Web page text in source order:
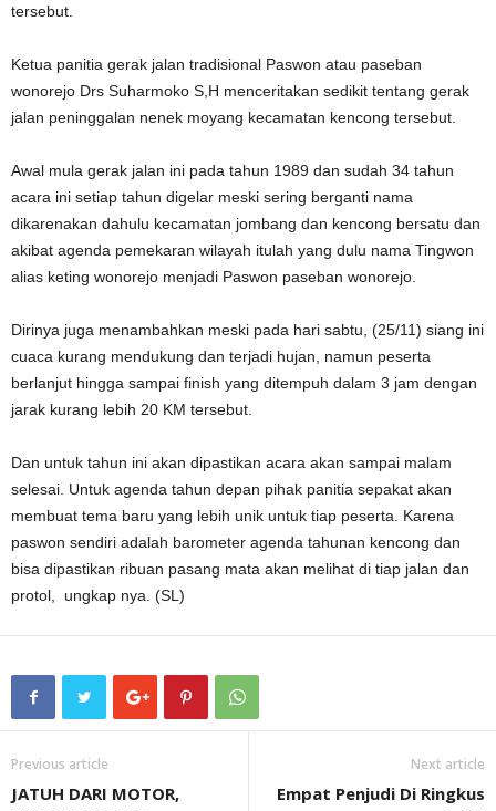
tersebut.
Ketua panitia gerak jalan tradisional Paswon atau paseban
wonorejo Drs Suharmoko S,H menceritakan sedikit tentang gerak
jalan peninggalan nenek moyang kecamatan kencong tersebut.
Awal mula gerak jalan ini pada tahun 1989 dan sudah 34 tahun
acara ini setiap tahun digelar meski sering berganti nama
dikarenakan dahulu kecamatan jombang dan kencong bersatu dan
akibat agenda pemekaran wilayah itulah yang dulu nama Tingwon
alias keting wonorejo menjadi Paswon paseban wonorejo.
Dirinya juga menambahkan meski pada hari sabtu, (25/11) siang ini
cuaca kurang mendukung dan terjadi hujan, namun peserta
berlanjut hingga sampai finish yang ditempuh dalam 3 jam dengan
jarak kurang lebih 20 KM tersebut.
Dan untuk tahun ini akan dipastikan acara akan sampai malam
selesai. Untuk agenda tahun depan pihak panitia sepakat akan
membuat tema baru yang lebih unik untuk tiap peserta. Karena
paswon sendiri adalah barometer agenda tahunan kencong dan
bisa dipastikan ribuan pasang mata akan melihat di tiap jalan dan
protol, ungkap nya. (SL)
Previous article
JATUH DARI MOTOR,
Next article
Empat Penjudi Di Ringkus